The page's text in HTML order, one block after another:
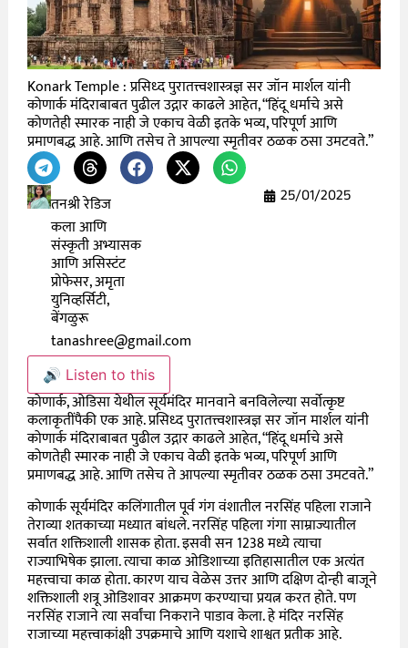
Konark Temple : प्रसिध्द पुरातत्त्वशास्त्रज्ञ सर जॉन मार्शल यांनी
कोणार्क मंदिराबाबत पुढील उद्गार काढले आहेत, “हिंदू धर्माचे असे
कोणतेही स्मारक नाही जे एकाच वेळी इतके भव्य, परिपूर्ण आणि
प्रमाणबद्ध आहे. आणि तसेच ते आपल्या स्मृतीवर ठळक ठसा उमटवते.”
तनश्री रेडिज
कला आणि
संस्कृती अभ्यासक
आणि असिस्टंट
प्रोफेसर, अमृता
युनिव्हर्सिटी,
बेंगळुरू
tanashree@gmail.com
25/01/2025
🔊 Listen to this
कोणार्क, ओडिसा येथील सूर्यमंदिर मानवाने बनविलेल्या सर्वोत्कृष्ट
कलाकृतींपैकी एक आहे. प्रसिध्द पुरातत्त्वशास्त्रज्ञ सर जॉन मार्शल यांनी
कोणार्क मंदिराबाबत पुढील उद्गार काढले आहेत, “हिंदू धर्माचे असे
कोणतेही स्मारक नाही जे एकाच वेळी इतके भव्य, परिपूर्ण आणि
प्रमाणबद्ध आहे. आणि तसेच ते आपल्या स्मृतीवर ठळक ठसा उमटवते.”
कोणार्क सूर्यमंदिर कलिंगातीलपूर्व गंग वंशातीलनरसिंह पहिला राजाने
तेराव्या शतकाच्या मध्यात बांधले. नरसिंह पहिला गंगा साम्राज्यातील
सर्वात शक्तिशाली शासक होता. इसवी सन 1238 मध्ये त्याचा
राज्याभिषेक झाला. त्याचा काळ ओडिशाच्या इतिहासातील एक अत्यंत
महत्त्वाचा काळ होता. कारण याच वेळेस उत्तर आणि दक्षिण दोन्ही बाजूने
शक्तिशाली शत्रू ओडिशावर आक्रमण करण्याचा प्रयत्न करत होते. पण
नरसिंह राजाने त्या सर्वांचा निकराने पाडाव केला. हे मंदिर नरसिंह
राजाच्या महत्त्वाकांक्षी उपक्रमाचे आणि यशाचे शाश्वत प्रतीक आहे.